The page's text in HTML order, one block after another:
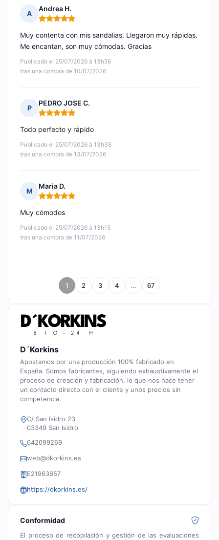
A
Andrea H.
Nota: 5 de 5
Publicado el 25/07/2026 à 13h56
tras una compra de 10/07/2026
Muy contenta con mis sandalias. Llegaron muy rápidas.
Me encantan, son muy cómodas. Gracias
P
PEDRO JOSE C.
Nota: 5 de 5
Publicado el 25/07/2026 à 13h38
tras una compra de 13/07/2026
Todo perfecto y rápido
M
Maria D.
Nota: 5 de 5
Publicado el 25/07/2026 à 13h15
tras una compra de 11/07/2026
Muy cómodos
1 2 3 4 … 67
D´Korkins
Apostamos por una producción 100% fabricado en
España. Somos fabricantes, siguiendo exhaustivamente el
proceso de creación y fabricación, lo que nos hace tener
un contacto directo con el cliente y unos precios sin
competencia.
C/ San Isidro 23
03349 San Isidro
642099269
web@dkorkins.es
E21963657
https://dkorkins.es/
Conformidad
El proceso de recopilación y gestión de las evaluaciones